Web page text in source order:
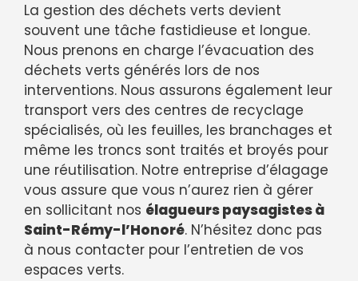
La gestion des déchets verts devient
souvent une tâche fastidieuse et longue.
Nous prenons en charge l’évacuation des
déchets verts générés lors de nos
interventions. Nous assurons également leur
transport vers des centres de recyclage
spécialisés, où les feuilles, les branchages et
même les troncs sont traités et broyés pour
une réutilisation. Notre entreprise d’élagage
vous assure que vous n’aurez rien à gérer
en sollicitant nos élagueurs paysagistes à
Saint-Rémy-l’Honoré. N’hésitez donc pas
à nous contacter pour l’entretien de vos
espaces verts.